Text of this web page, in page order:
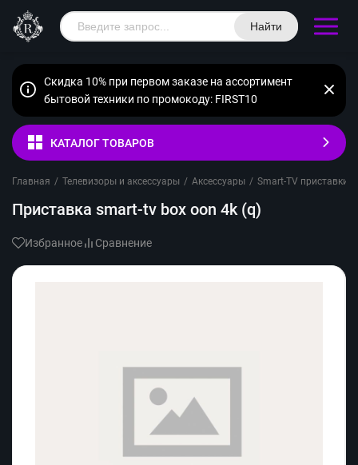
Найти
Скидка 10% при первом заказе на ассортимент
бытовой техники по промокоду: FIRST10
КАТАЛОГ ТОВАРОВ
Главная / Телевизоры и аксессуары / Аксессуары / Smart-TV приставки
Приставка smart-tv box oon 4k (q)
Избранное Сравнение